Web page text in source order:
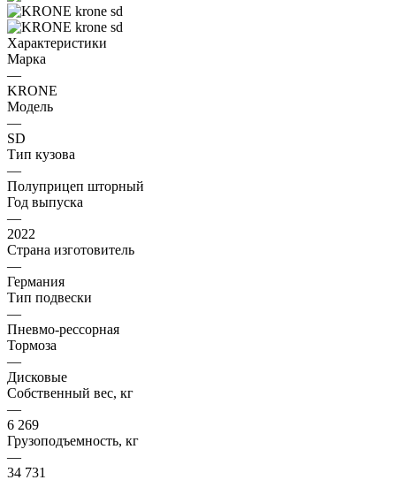
Характеристики
Марка
—
KRONE
Модель
—
SD
Тип кузова
—
Полуприцеп шторный
Год выпуска
—
2022
Страна изготовитель
—
Германия
Тип подвески
—
Пневмо-рессорная
Тормоза
—
Дисковые
Собственный вес, кг
—
6 269
Грузоподъемность, кг
—
34 731